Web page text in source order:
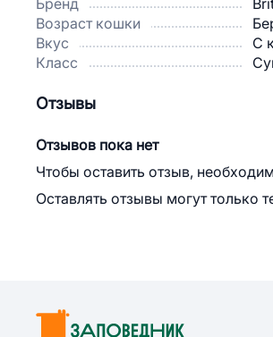
Бренд
Возраст кошки
Вкус
С
Класс
Отзывы
Отзывов пока нет
Чтобы оставить отзыв,
Оставлять отзывы могут только